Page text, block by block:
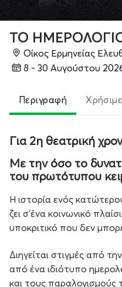
ΤΟ
Οίκος Ερμηνείας Ελευθερία,
8 - 30 Αυγούστου
Περιγραφή
Για 2η θεατρική
Με την όσο το
του πρωτότυπου
Η ιστορία ενός
ζει σ'ένα κοινωνικό
υποκριτικό που δεν
Διηγείται στιγμές από
από ένα ιδιότυπο
και τους παραλογισμούς